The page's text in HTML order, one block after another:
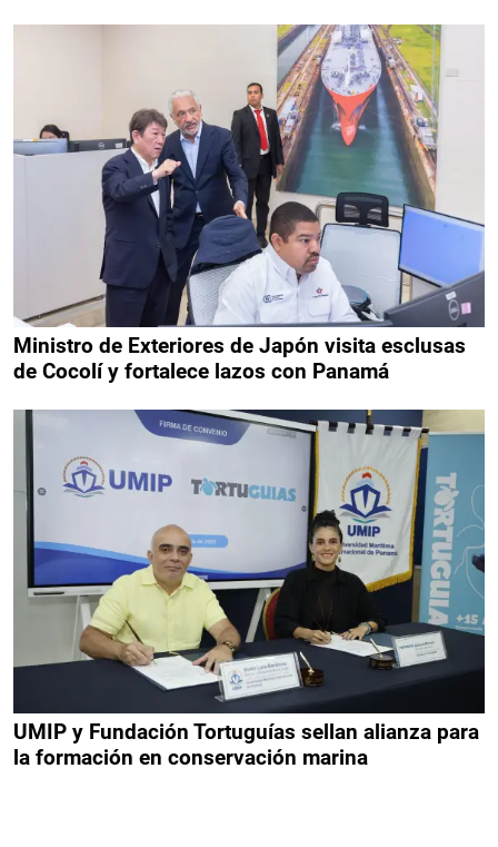
Ministro de Exteriores de Japón visita esclusas
de Cocolí y fortalece lazos con Panamá
UMIP y Fundación Tortuguías sellan alianza para
la formación en conservación marina